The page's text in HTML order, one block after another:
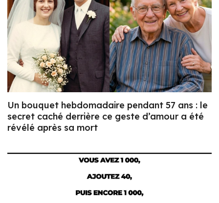
Un bouquet hebdomadaire pendant 57 ans : le
secret caché derrière ce geste d’amour a été
révélé après sa mort